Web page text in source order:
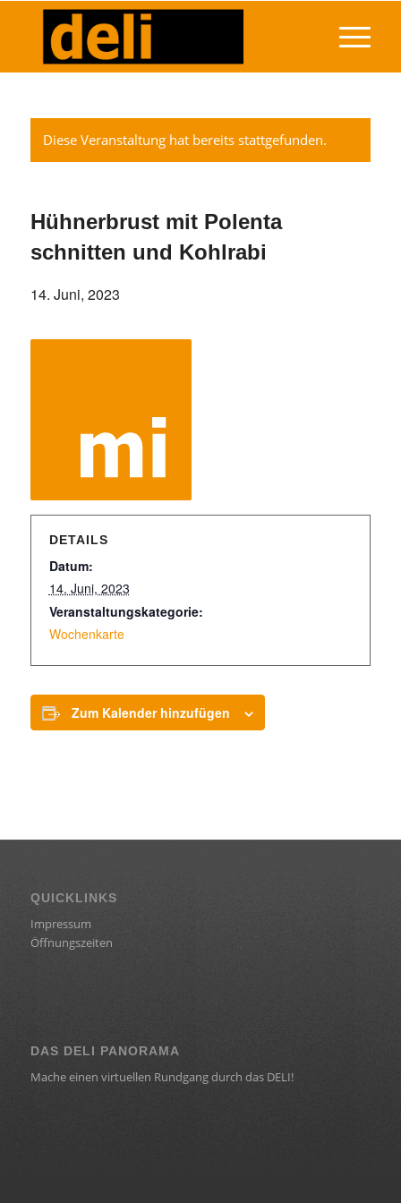
Diese Veranstaltung hat bereits stattgefunden.
Hühnerbrust mit Polenta
schnitten und Kohlrabi
14. Juni, 2023
DETAILS
Datum:
14. Juni, 2023
Veranstaltungskategorie:
Wochenkarte
Zum Kalender hinzufügen
QUICKLINKS
Impressum
Öffnungszeiten
DAS DELI PANORAMA
Mache einen virtuellen Rundgang durch das DELI!